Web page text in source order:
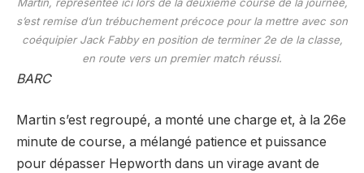
s’est remise d’un trébuchement précoce pour la mettre avec son
coéquipier Jack Fabby en position de terminer 2e de la classe,
en route vers un premier match réussi.
BARC
Martin s’est regroupé, a monté une charge et, à la 26e
minute de course, a mélangé patience et puissance
pour dépasser Hepworth dans un virage avant de